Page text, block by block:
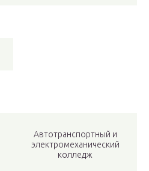
Автотранспортный и
электромеханический
колледж